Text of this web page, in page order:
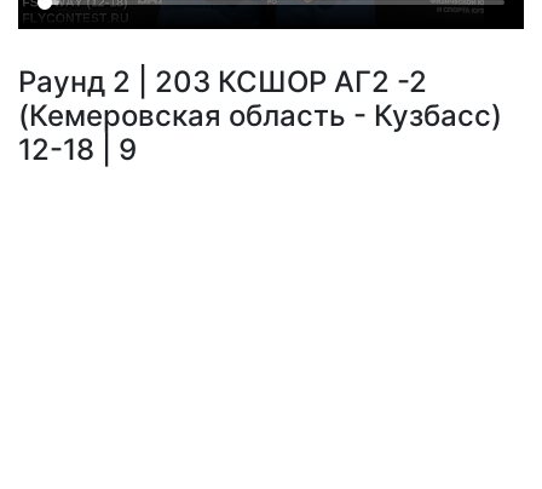
Раунд 2 | 203 КСШОР АГ2 -2
(Кемеровская область - Кузбасс)
12-18 | 9